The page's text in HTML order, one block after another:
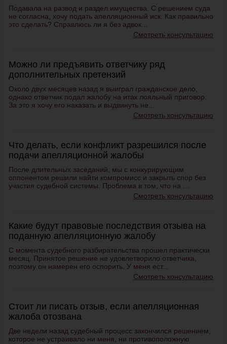
Подавала на развод и раздел имущества. С решением суда
не согласна, хочу подать апелляционный иск. Как правильно
это сделать? Справлюсь ли я без адвок...
Смотреть консультацию
Можно ли предъявить ответчику ряд
дополнительных претензий
Около двух месяцев назад я выиграл гражданское дело,
однако ответчик подал жалобу на итак лояльный приговор.
За это я хочу его наказать и выдвинуть не...
Смотреть консультацию
Что делать, если конфликт разрешился после
подачи апелляционной жалобы
После длительных заседаний, мы с конкурирующим
оппонентом решили найти компромисс и закрыть спор без
участия судебной системы. Проблема в том, что на ...
Смотреть консультацию
Какие будут правовые последствия отзыва на
поданную апелляционную жалобу
С момента судебного разбирательства прошел практически
месяц. Принятое решение не удовлетворило ответчика,
поэтому он намерен его оспорить. У меня ест...
Смотреть консультацию
Стоит ли писать отзыв, если апелляционная
жалоба отозвана
Две недели назад судебный процесс закончился решением,
которое не устраивало ни меня, ни противоположную